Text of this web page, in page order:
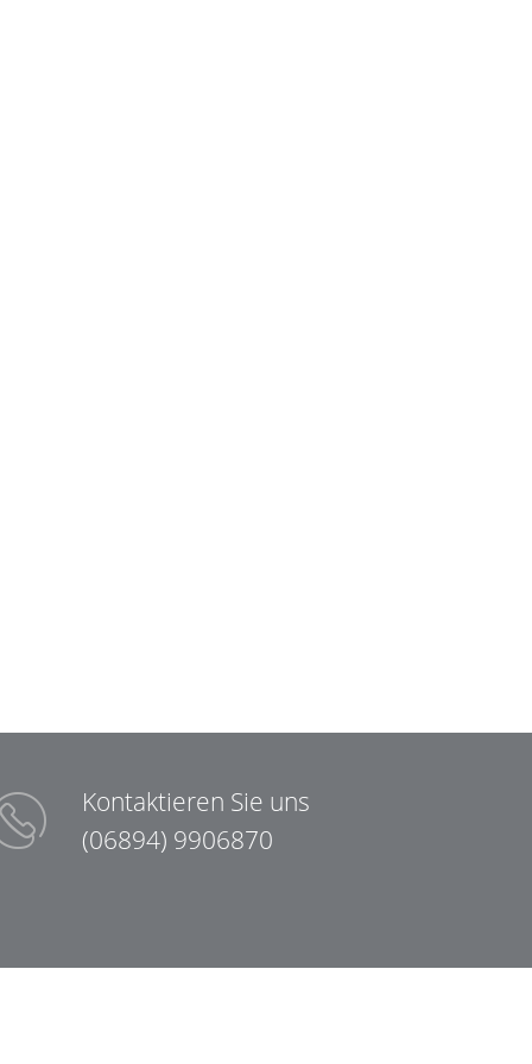
Kontaktieren Sie uns
(06894) 9906870